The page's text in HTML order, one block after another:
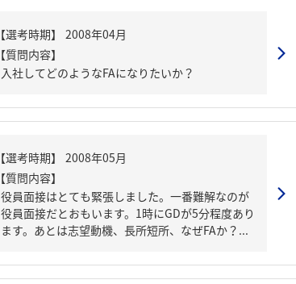
【質問内容】
入社してどのようなFAになりたいか？
【質問内容】
役員面接はとても緊張しました。一番難解なのが
役員面接だとおもいます。1時にGDが5分程度あり
ます。あとは志望動機、長所短所、なぜFAか？...